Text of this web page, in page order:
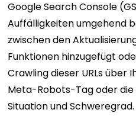
Google Search Console
Auffälligkeiten umgehend
zwischen den
Funktionen hinzugefügt
Crawling dieser URLs
Meta-Robots-Tag oder
Situation und Schweregrad.